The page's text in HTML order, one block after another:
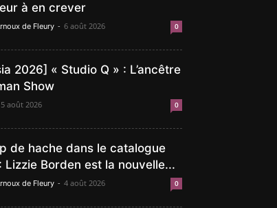
à en crever
de Fleury - 6 août 2026 0
2026] « Studio Q » : L’ancêtre
Show
5 août 2026 0
de hache dans le catalogue
Lizzie Borden est la nouvelle...
de Fleury - 4 août 2026 0